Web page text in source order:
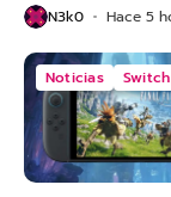
N3k0 Hace 5
Noticias